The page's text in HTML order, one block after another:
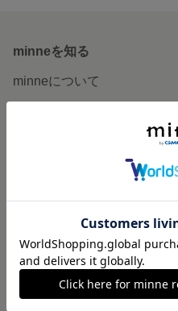
minneを知る
minneについて
作品販売について
minneで売りたい